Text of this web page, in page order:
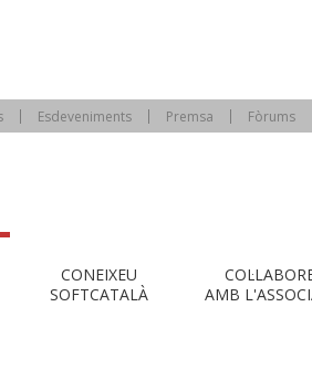
Esdeveniments Premsa Fòrums
CONEIXEU
SOFTCATALÀ
AMB